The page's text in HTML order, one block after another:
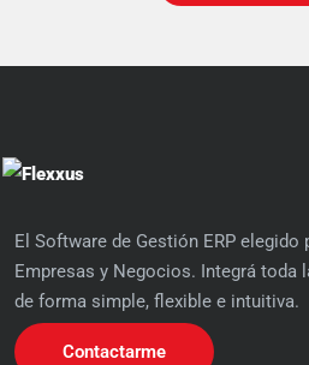
El Software de Gestión ERP elegido
Empresas y Negocios. Integrá toda
de forma simple, flexible e intuitiva.
Contactarme